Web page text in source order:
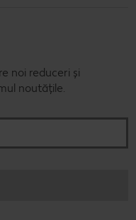
noi reduceri și
noutățile.